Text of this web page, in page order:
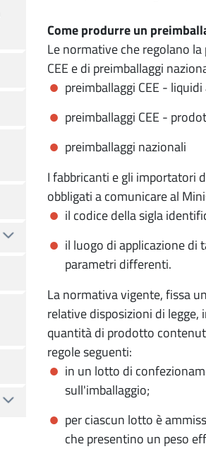
Come produrre un
Le normative che regolano
CEE e di preimballaggi
preimballaggi CEE -
preimballaggi CEE -
preimballaggi nazionali
I fabbricanti e gli importatori
obbligati a comunicare al
il codice della sigla
il luogo di applicazione di
parametri differenti.
La normativa vigente, fissa
relative disposizioni di
quantità di prodotto
regole seguenti:
in un lotto di
sull'imballaggio;
per ciascun lotto è
che presentino un peso